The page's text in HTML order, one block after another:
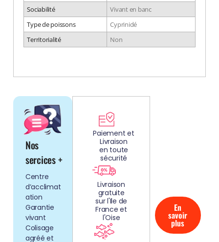
Sociabilité
Vivant en banc
Type de poissons
Cyprinidé
Territorialité
Non
Nos
sercices +
Centre
d’acclimat
ation
Garantie
vivant
Colisage
agréé et
Paiement et
Livraison
en toute
sécurité
Livraison
gratuite
sur l'Ile de
France et
l'Oise
En
savoir
plus